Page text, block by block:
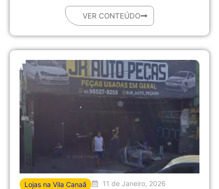
VER CONTEÚDO
Lojas na Vila Canaã 11 de Janeiro, 2026